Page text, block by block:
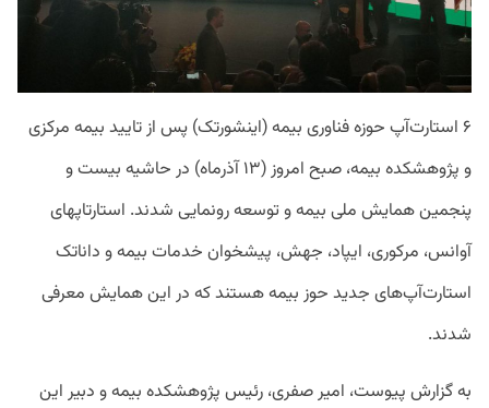
۶ استارت‌آپ حوزه فناوری بیمه (اینشورتک) پس از تایید بیمه مرکزی
و پژوهشکده بیمه، صبح امروز (۱۳ آذرماه) در حاشیه بیست و
پنجمین همایش ملی بیمه و توسعه رونمایی شدند. استارتاپهای
آوانس، مرکوری، ایپاد، جهش، پیشخوان خدمات بیمه و داناتک
استارت‌آپ‌های جدید حوز بیمه هستند که در این همایش معرفی
شدند.
به گزارش پیوست، امیر صفری، رئیس پژوهشکده بیمه و دبیر این